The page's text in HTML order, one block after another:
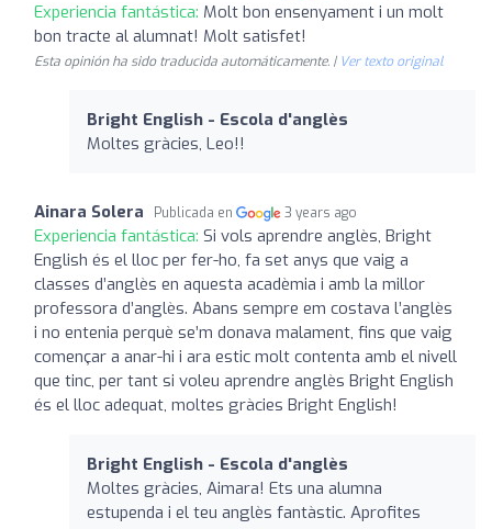
Experiencia fantástica: Molt bon ensenyament i un molt
bon tracte al alumnat! Molt satisfet!
Esta opinión ha sido traducida automáticamente. | Ver texto original
Bright English - Escola d'anglès
Moltes gràcies, Leo!!
Ainara Solera Publicada en 3 years ago
Experiencia fantástica: Si vols aprendre anglès, Bright
English és el lloc per fer-ho, fa set anys que vaig a
classes d’anglès en aquesta acadèmia i amb la millor
professora d’anglès. Abans sempre em costava l’anglès
i no entenia perquè se’m donava malament, fins que vaig
començar a anar-hi i ara estic molt contenta amb el nivell
que tinc, per tant si voleu aprendre anglès Bright English
és el lloc adequat, moltes gràcies Bright English!
Bright English - Escola d'anglès
Moltes gràcies, Aimara! Ets una alumna
estupenda i el teu anglès fantàstic. Aprofites